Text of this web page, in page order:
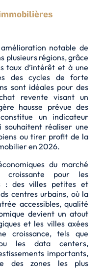
notable de
plusieurs régions, grâce
taux d’intérêt et à une
des cycles de forte
sont idéales pour des
revente visant un
hausse prévue des
un indicateur
souhaitent réaliser une
ou tirer profit de la
en 2026.
du marché
croissante pour les
: des villes petites et
centres urbains, où la
accessibles, qualité
devient un atout
et les villes axées
croissance, tels que
les data centers,
importants,
des zones les plus